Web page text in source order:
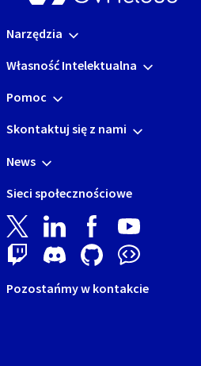
Narzędzia
Własność Intelektualna
Pomoc
Skontaktuj się z nami
News
Sieci społecznościowe
Pozostańmy w kontakcie